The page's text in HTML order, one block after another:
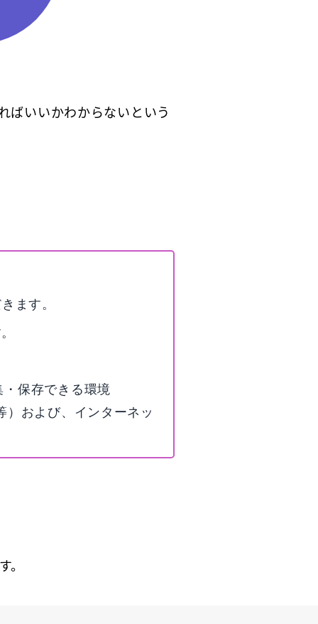
いいかわからないという
ます。
保存できる環境
および、インターネッ